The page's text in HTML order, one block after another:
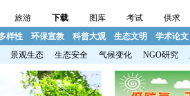
旅游 下载 图库 考试 供求
样性 环保宣教 科普大观 生态文明 学术论文
景观生态 生态安全 气候变化 NGO研究